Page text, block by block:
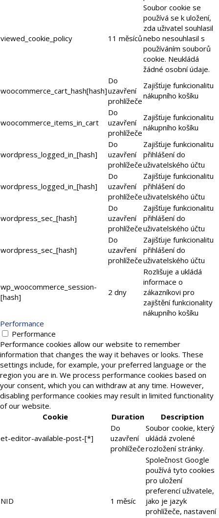
viewed_cookie_policy 11 měsíců
Soubor cookie se
používá se k uložení,
zda uživatel souhlasil
nebo nesouhlasil s
používáním souborů
cookie. Neukládá
žádné osobní údaje.
woocommerce_cart_hash[hash]
Do
uzavření
prohlížeče
Zajišťuje funkcionalitu
nákupního košíku
woocommerce_items_in_cart
Do
uzavření
prohlížeče
Zajišťuje funkcionalitu
nákupního košíku
wordpress_logged_in_[hash]
Do
uzavření
prohlížeče
Zajišťuje funkcionalitu
přihlášení do
uživatelského účtu
wordpress_logged_in_[hash]
Do
uzavření
prohlížeče
Zajišťuje funkcionalitu
přihlášení do
uživatelského účtu
wordpress_sec_[hash]
Do
uzavření
prohlížeče
Zajišťuje funkcionalitu
přihlášení do
uživatelského účtu
wordpress_sec_[hash]
Do
uzavření
prohlížeče
Zajišťuje funkcionalitu
přihlášení do
uživatelského účtu
wp_woocommerce_session-
[hash]
2 dny
Rozlišuje a ukládá
informace o
zákazníkovi pro
zajištění funkcionality
nákupního košíku
Performance
Performance
Performance cookies allow our website to remember
information that changes the way it behaves or looks. These
settings include, for example, your preferred language or the
region you are in. We process performance cookies based on
your consent, which you can withdraw at any time. However,
disabling performance cookies may result in limited functionality
of our website.
Cookie
Duration Description
et-editor-available-post-[*]
Do
uzavření
prohlížeče
Soubor cookie, který
ukládá zvolené
rozložení stránky.
NID 1 měsíc
Společnost Google
používá tyto cookies
pro uložení
preferencí uživatele,
jako je jazyk
prohlížeče, nastavení